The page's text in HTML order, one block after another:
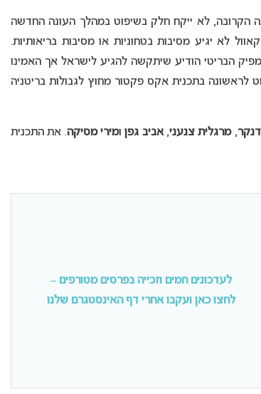
הקרובה, לא ייקח חלק בשיפוט במהלך העונה החדשה
לא יגיע מסיבות בטחוניות או מסיבות בריאותיות.
הבריטי הודיע שיתקשה להגיע לישראל אך האמינו
לראשונה בתכנית אקס פקטור מחוץ לגבולות בריטניה
,מרגלית צנעני,אביב גפןומירי מסיקה. את התכנית
לעדכונים חמים וזכייה בפרסים מטורפים –
לחצו כאן ועקבו אחרי דף האינסטגרם שלנו